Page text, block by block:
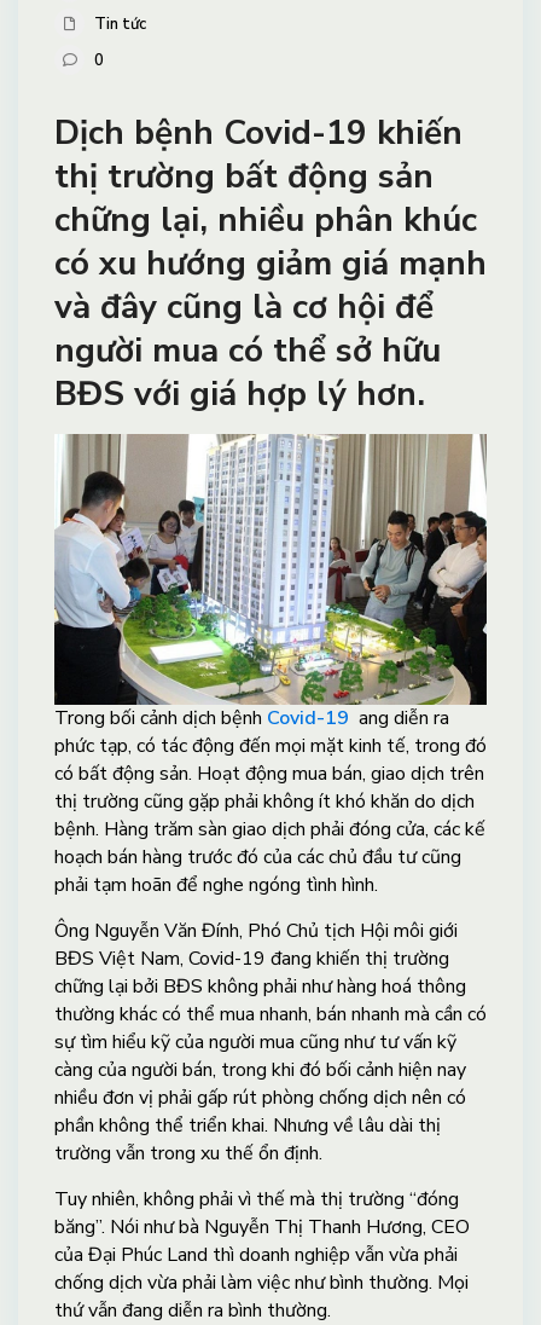
Tin tức
0
Dịch bệnh Covid-19 khiến
thị trường bất động sản
chững lại, nhiều phân khúc
có xu hướng giảm giá mạnh
và đây cũng là cơ hội để
người mua có thể sở hữu
BĐS với giá hợp lý hơn.
Trong bối cảnh dịch bệnh Covid-19 ang diễn ra
phức tạp, có tác động đến mọi mặt kinh tế, trong đó
có bất động sản. Hoạt động mua bán, giao dịch trên
thị trường cũng gặp phải không ít khó khăn do dịch
bệnh. Hàng trăm sàn giao dịch phải đóng cửa, các kế
hoạch bán hàng trước đó của các chủ đầu tư cũng
phải tạm hoãn để nghe ngóng tình hình.
Ông Nguyễn Văn Đính, Phó Chủ tịch Hội môi giới
BĐS Việt Nam, Covid-19 đang khiến thị trường
chững lại bởi BĐS không phải như hàng hoá thông
thường khác có thể mua nhanh, bán nhanh mà cần có
sự tìm hiểu kỹ của người mua cũng như tư vấn kỹ
càng của người bán, trong khi đó bối cảnh hiện nay
nhiều đơn vị phải gấp rút phòng chống dịch nên có
phần không thể triển khai. Nhưng về lâu dài thị
trường vẫn trong xu thế ổn định.
Tuy nhiên, không phải vì thế mà thị trường “đóng
băng”. Nói như bà Nguyễn Thị Thanh Hương, CEO
của Đại Phúc Land thì doanh nghiệp vẫn vừa phải
chống dịch vừa phải làm việc như bình thường. Mọi
thứ vẫn đang diễn ra bình thường.